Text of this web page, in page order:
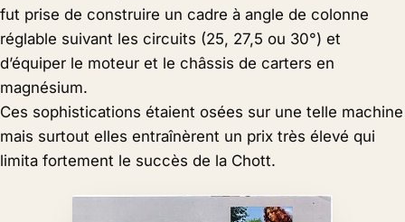
fut prise de construire un cadre à angle de colonne
réglable suivant les circuits (25, 27,5 ou 30°) et
d’équiper le moteur et le châssis de carters en
magnésium.
Ces sophistications étaient osées sur une telle machine
mais surtout elles entraînèrent un prix très élevé qui
limita fortement le succès de la Chott.